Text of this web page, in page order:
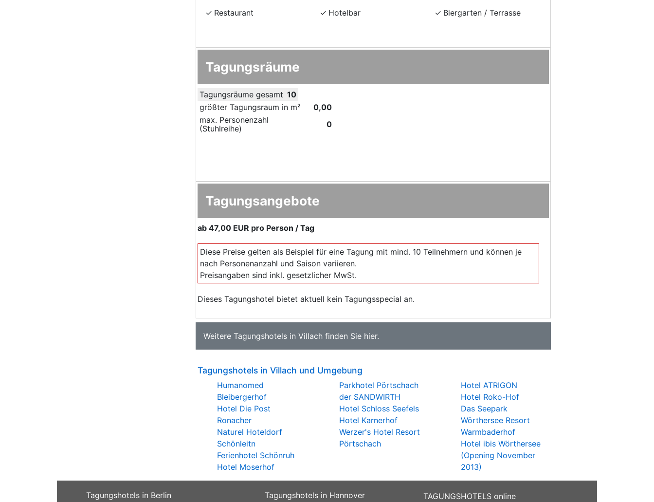
Restaurant Hotelbar Biergarten / Terrasse
Tagungsräume
Tagungsräume gesamt 10
größter Tagungsraum in m²
0,00
max. Personenzahl
(Stuhlreihe)
0
Tagungsangebote
ab 47,00 EUR pro Person / Tag
Diese Preise gelten als Beispiel für eine Tagung mit mind. 10 Teilnehmern und können je
nach Personenanzahl und Saison variieren.
Preisangaben sind inkl. gesetzlicher MwSt.
Dieses Tagungshotel bietet aktuell kein Tagungsspecial an.
Weitere Tagungshotels in Villach finden Sie hier.
Tagungshotels in Villach und Umgebung
Humanomed
Bleibergerhof
Hotel Die Post
Ronacher
Naturel Hoteldorf
Schönleitn
Ferienhotel Schönruh
Hotel Moserhof
Parkhotel Pörtschach
der SANDWIRTH
Hotel Schloss Seefels
Hotel Karnerhof
Werzer's Hotel Resort
Pörtschach
Hotel ATRIGON
Hotel Roko-Hof
Das Seepark
Wörthersee Resort
Warmbaderhof
Hotel ibis Wörthersee
(Opening November
2013)
Tagungshotels in Berlin
Tagungshotels in Hannover
TAGUNGSHOTELS online